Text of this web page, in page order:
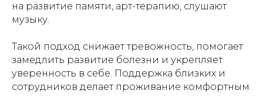
на развитие памяти, арт-терапию, слушают
музыку.
Такой подход снижает тревожность, помогает
замедлить развитие болезни и укрепляет
уверенность в себе. Поддержка близких и
сотрудников делает проживание комфортным.